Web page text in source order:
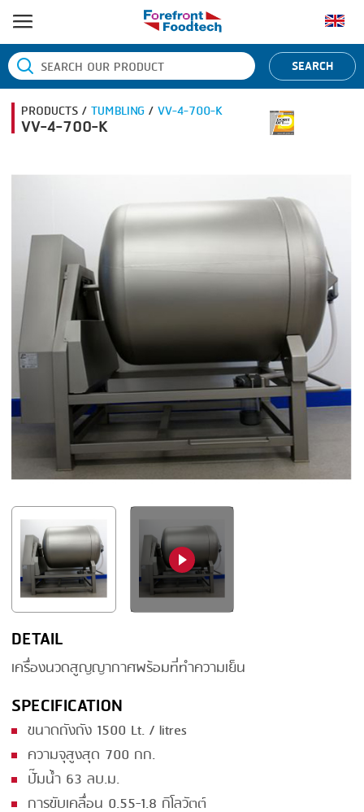
หน้าแรก
ประเภทสินค้า
BANDING
CLIPPING
COOKING
DICING
FORMING
GRILLING
HEAT SEALING
INJECTING
LOADER
MEMBRANING
PACKING
PEELING
SEARING
SKIN PACK
SKINNING
SLICING
SMOKING
STEAMING
ยี่ห้อสินค้า
DORIT
EMERSON
FIREX
FREY
G.MONDINI
ORVED
SEARCH
PRODUCTS /TUMBLING/VV-4-700-K
VV-4-700-K
DETAIL
เครื่องนวดสูญญากาศพร้อมที่ทำความเย็น
SPECIFICATION
ขนาดถังถัง 1500 Lt. / litres
ความจุสูงสุด 700 กก.
ปั๊มน้ำ 63 ลบ.ม.
การขับเคลื่อน 0.55-1.8 กิโลวัตต์